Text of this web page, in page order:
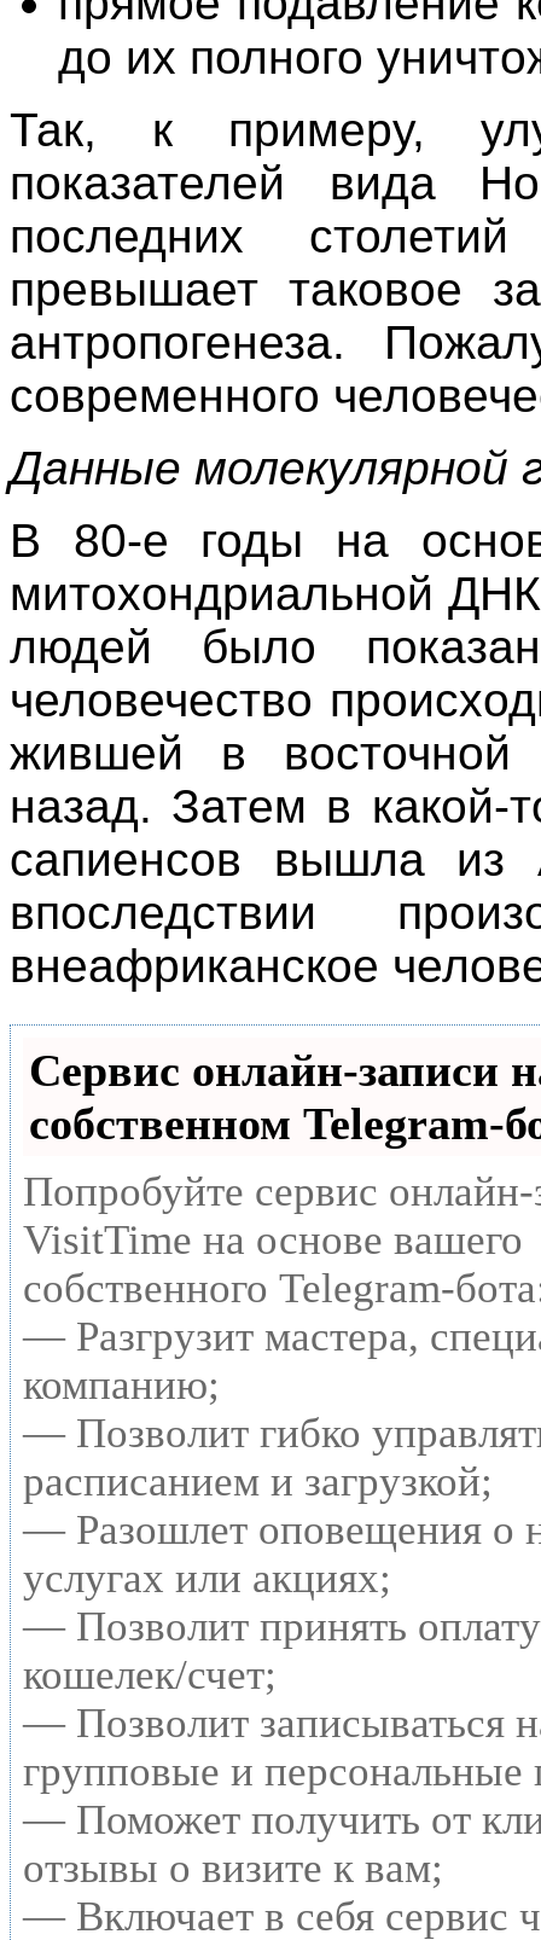
до их полного
Так, к примеру,
показателей вида
последних
превышает таковое
антропогенеза.
современного
Данные молекулярной
В 80-е годы на
митохондриальной
людей было
человечество
жившей в
назад. Затем в какой-
сапиенсов вышла из
впоследствии
внеафриканское
Сервис онлайн-записи
собственном Telegram-
Попробуйте сервис
VisitTime на основе вашего
собственного Telegram-
— Разгрузит мастера,
компанию;
— Позволит гибко
расписанием и загрузкой;
— Разошлет оповещения о
услугах или акциях;
— Позволит принять
кошелек/счет;
— Позволит записываться
групповые и
— Поможет получить от
отзывы о визите к вам;
— Включает в себя сервис